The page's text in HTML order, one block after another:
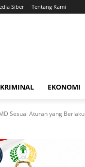
Siber Tentang Kami
KRIMINAL EKONOMI
Sesuai Aturan yang Berlaku